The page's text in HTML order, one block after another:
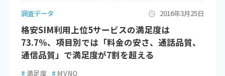
調査データ 2016年3月25日
格安SIM利用上位5サービスの満足度は
73.7％、項目別では「料金の安さ、通話品質、
通信品質」で満足度が7割を超える
# 満足度 # MVNO